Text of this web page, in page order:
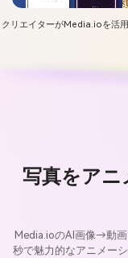
クリエイターがMedia.ioを活
写真をアニ
Media.ioのAI画像→動画
秒で魅力的なアニメー